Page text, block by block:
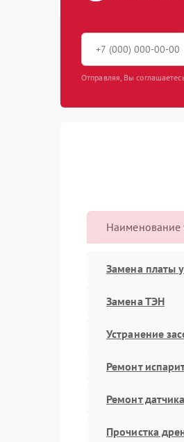
Отправляя, Вы
Наименование
Замена платы
Замена ТЭН
Устранение
Ремонт
Ремонт
Прочистка